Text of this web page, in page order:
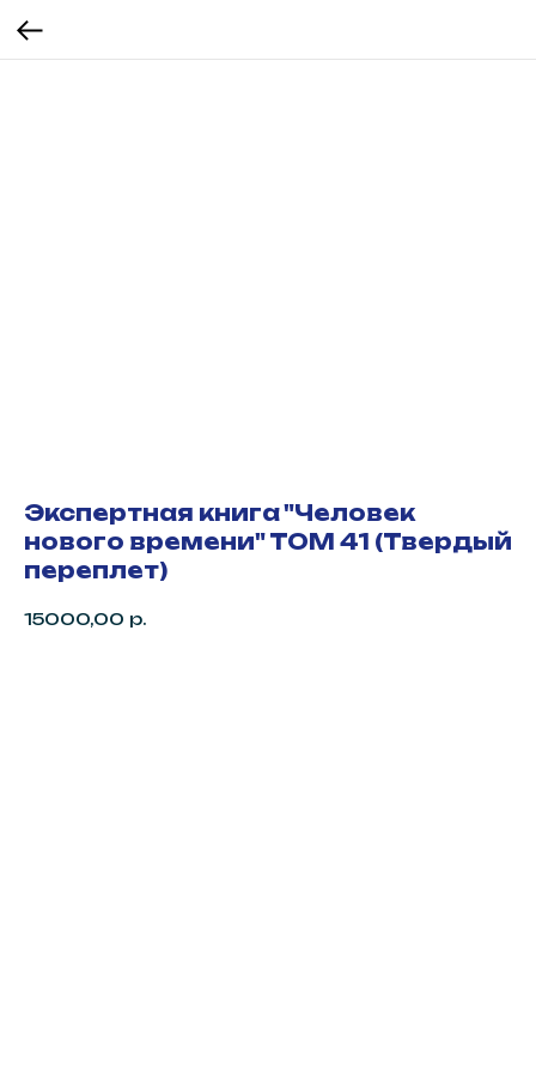
Экспертная книга "Человек
нового времени" ТОМ 41 (Твердый
переплет)
15000,00 р.